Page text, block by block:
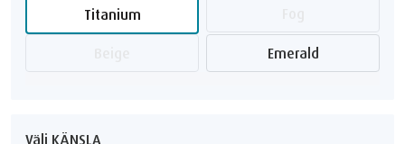
Titanium
Emerald
Välj KÄNSLA